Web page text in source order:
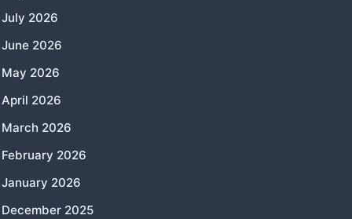
July 2026
June 2026
May 2026
April 2026
March 2026
February 2026
January 2026
December 2025